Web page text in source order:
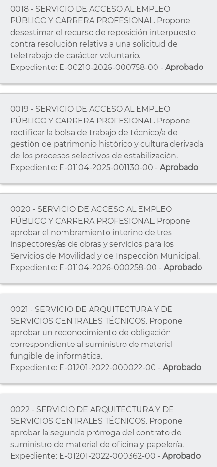
0018 - SERVICIO DE ACCESO AL EMPLEO
PÚBLICO Y CARRERA PROFESIONAL. Propone
desestimar el recurso de reposición interpuesto
contra resolución relativa a una solicitud de
teletrabajo de carácter voluntario.
Expediente: E-00210-2026-000758-00 - Aprobado
0019 - SERVICIO DE ACCESO AL EMPLEO
PÚBLICO Y CARRERA PROFESIONAL. Propone
rectificar la bolsa de trabajo de técnico/a de
gestión de patrimonio histórico y cultura derivada
de los procesos selectivos de estabilización.
Expediente: E-01104-2025-001130-00 - Aprobado
0020 - SERVICIO DE ACCESO AL EMPLEO
PÚBLICO Y CARRERA PROFESIONAL. Propone
aprobar el nombramiento interino de tres
inspectores/as de obras y servicios para los
Servicios de Movilidad y de Inspección Municipal.
Expediente: E-01104-2026-000258-00 - Aprobado
0021 - SERVICIO DE ARQUITECTURA Y DE
SERVICIOS CENTRALES TÉCNICOS. Propone
aprobar un reconocimiento de obligación
correspondiente al suministro de material
fungible de informática.
Expediente: E-01201-2022-000022-00 - Aprobado
0022 - SERVICIO DE ARQUITECTURA Y DE
SERVICIOS CENTRALES TÉCNICOS. Propone
aprobar la segunda prórroga del contrato de
suministro de material de oficina y papelería.
Expediente: E-01201-2022-000362-00 - Aprobado